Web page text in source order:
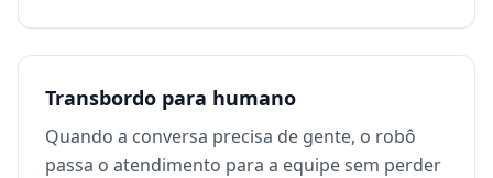
Transbordo para humano
Quando a conversa precisa de gente, o robô
passa o atendimento para a equipe sem perder